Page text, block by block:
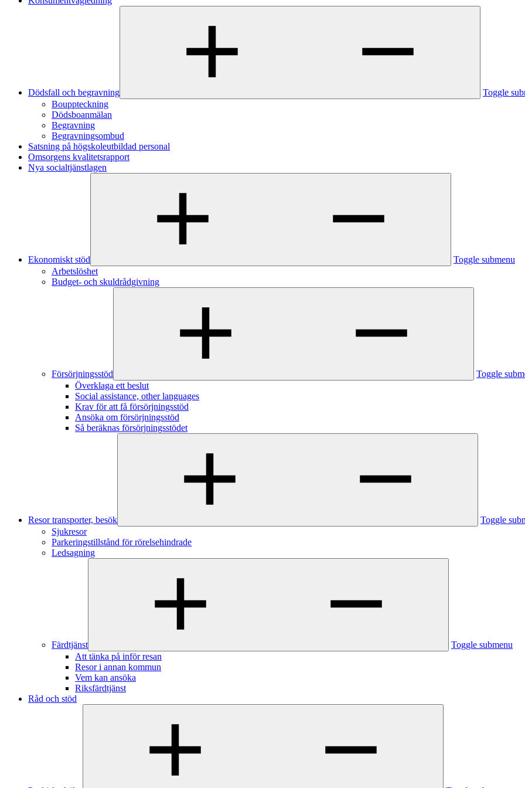
Dödsfall och begravning
Toggle
Bouppteckning
Dödsboanmälan
Begravning
Begravningsombud
Satsning på högskoleutbildad personal
Omsorgens kvalitetsrapport
Nya socialtjänstlagen
Ekonomiskt stöd
Toggle submenu
Arbetslöshet
Budget- och skuldrådgivning
Försörjningsstöd
Toggle
Överklaga ett beslut
Social assistance, other languages
Krav för att få försörjningsstöd
Ansöka om försörjningsstöd
Så beräknas försörjningsstödet
Resor transporter, besök
Toggle
Sjukresor
Parkeringstillstånd för rörelsehindrade
Ledsagning
Färdtjänst
Toggle submenu
Att tänka på inför resan
Resor i annan kommun
Vem kan ansöka
Riksfärdtjänst
Råd och stöd